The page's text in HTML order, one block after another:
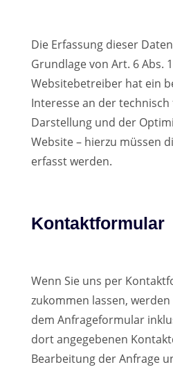
Die Erfassung dieser
Grundlage von Art. 6 Abs.
Websitebetreiber hat ein
Interesse an der
Darstellung und der
Website – hierzu müssen
erfasst werden.
Kontaktformular
Wenn Sie uns per
zukommen lassen,
dem Anfrageformular
dort angegebenen
Bearbeitung der Anfrage